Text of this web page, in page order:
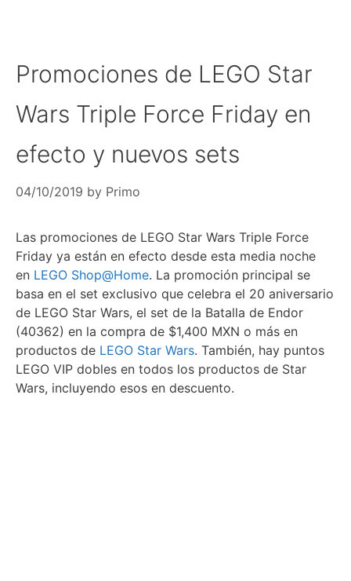
Promociones de LEGO Star
Wars Triple Force Friday en
efecto y nuevos sets
04/10/2019 by Primo
Las promociones de LEGO Star Wars Triple Force
Friday ya están en efecto desde esta media noche
en LEGO Shop@Home. La promoción principal se
basa en el set exclusivo que celebra el 20 aniversario
de LEGO Star Wars, el set de la Batalla de Endor
(40362) en la compra de $1,400 MXN o más en
productos de LEGO Star Wars. También, hay puntos
LEGO VIP dobles en todos los productos de Star
Wars, incluyendo esos en descuento.